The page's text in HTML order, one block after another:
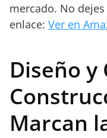
mercado. No
enlace: Ver en
Diseño y
Marcan